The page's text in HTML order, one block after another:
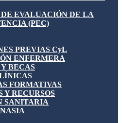
EVALUACIÓN DE LA
(PEC)
PREVIAS CyL
ENFERMERA
BECAS
FORMATIVAS
Y RECURSOS
SANITARIA